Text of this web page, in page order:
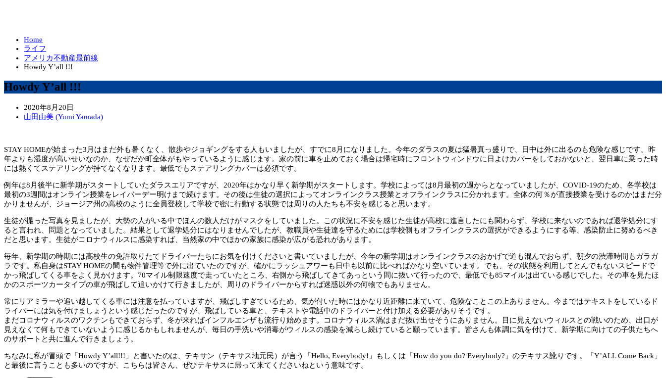
Home
ライフ
アメリカ不動産最前線
Howdy Y’all !!!
Howdy Y’all !!!
2020年8月20日
山田由美 (Yumi Yamada)
STAY HOMEが始まった3月はまだ外も暑くなく、散歩やジョギングをする人もいましたが、すでに8月になりました。今年のダラスの夏は猛暑真っ盛りで、日中は外に出るのも危険な感じです。昨
年よりも湿度が高いせいなのか、なぜだか町全体がもやっているように感じます。家の前に車を止めておく場合は帰宅時にフロントウィンドウに日よけカバーをしておかないと、翌日車に乗った時
には熱くてステアリングが持てなくなります。最低でもステアリングカバーは必須です。
例年は8月後半に新学期がスタートしていたダラスエリアですが、2020年はかなり早く新学期がスタートします。学校によっては8月最初の週からとなっていましたが、COVID-19のため、各学校は
最初の3週間はオンライン授業をレイバーデー明けまで続けます。その後は生徒の選択によってオンラインクラス授業とオフラインクラスに分かれます。全体の何％が直接授業を受けるのかはまだ分
かりませんが、ジョージア州の高校のように全員登校して学校で密に行動する状態では周りの人たちも不安を感じると思います。
生徒が撮った写真を見ましたが、大勢の人がいる中でほんの数人だけがマスクをしていました。この状況に不安を感じた生徒が高校に進言したにも関わらず、学校に来ないのであれば退学処分にす
ると言われ、問題となっていました。結果として退学処分にはなりませんでしたが、教職員や生徒達を守るためには学校側もオフラインクラスの選択ができるようにする等、感染防止に努めるべき
だと思います。生徒がコロナウィルスに感染すれば、当然家の中でほかの家族に感染が広がる恐れがあります。
毎年、新学期の時期には高校生の免許取りたてドライバーたちにお気を付けくださいと書いていましたが、今年の新学期はオンラインクラスのおかげで道も混んでおらず、朝夕の渋滞時間もガラガ
ラです。私自身はSTAY HOMEの間も物件管理等で外に出ていたのですが、確かにラッシュアワーも日中も以前に比べればかなり空いています。でも、その状態を利用してとんでもないスピードで
かっ飛ばしてくる車をよく見かけます。70マイル制限速度で走っていたところ、右側から飛ばしてきてあっという間に抜いて行ったので、最低でも85マイルは出ている感じでした。その車を見たほ
かのスポーツカータイプの車が飛ばして追いかけて行きましたが、周りのドライバーからすれば迷惑以外の何物でもありません。
常にリアミラーや追い越してくる車には注意を払っていますが、飛ばしすぎているため、気が付いた時にはかなり近距離に来ていて、危険なことこの上ありません。今まではテキストをしているド
ライバーには気を付けましょうという感じだったのですが、飛ばしている車と、テキストや電話中のドライバーと付け加える必要がありそうです。
まだコロナウィルスのワクチンもできておらず、冬が来ればインフルエンザも流行り始めます。コロナウィルス渦はまだ抜け出せそうにありません。目に見えないウィルスとの戦いのため、出口が
見えなくて何もできていないように感じるかもしれませんが、毎日の手洗いや消毒がウィルスの感染を減らし続けていると願っています。皆さんも体調に気を付けて、新学期に向けての子供たちへ
のサポートと共に進んで行きましょう。
ちなみに私が冒頭で「Howdy Y’all!!!」と書いたのは、テキサン（テキサス地元民）が言う「Hello, Everybody!」もしくは「How do you do? Everybody?」のテキサス訛りです。「Y’ALL Come Back」
と最後に言うことも多いのですが、こちらは皆さん、ぜひテキサスに帰って来てくださいねという意味です。